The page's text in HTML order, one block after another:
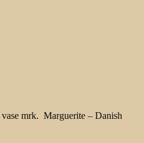
mrk. Marguerite – Danish